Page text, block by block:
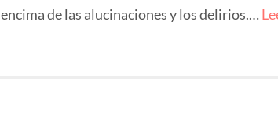
encima de las alucinaciones y los delirios.…